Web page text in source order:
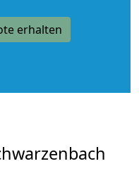
erhalten